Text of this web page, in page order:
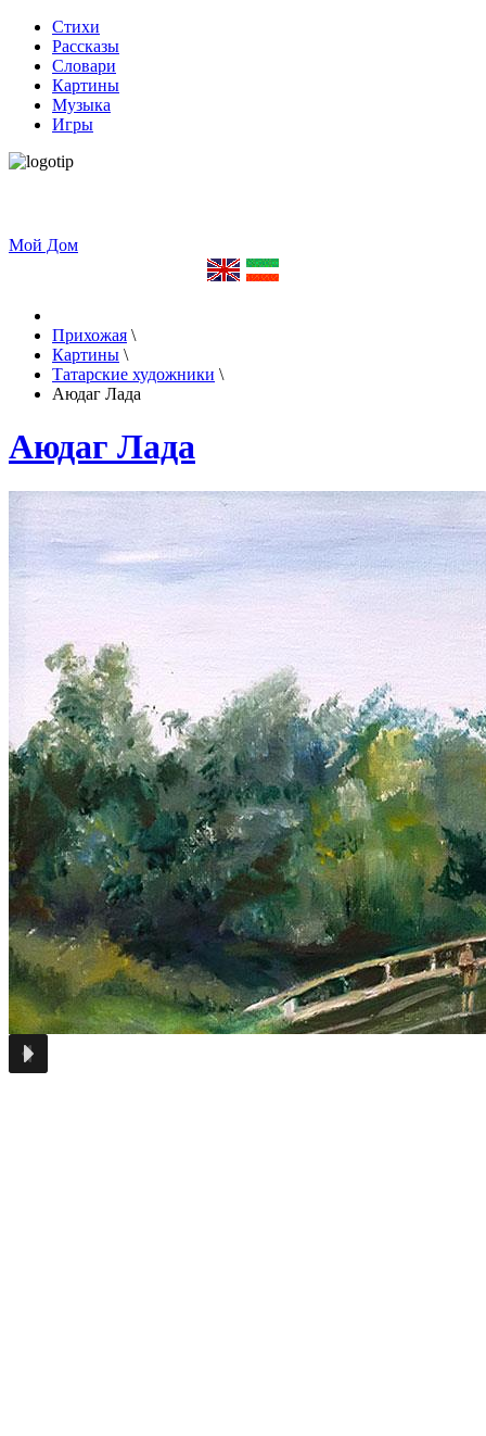
Стихи
Рассказы
Словари
Картины
Музыка
Игры
Мой Дом
Прихожая \
Картины \
Татарские художники \
Аюдаг Лада
Аюдаг Лада